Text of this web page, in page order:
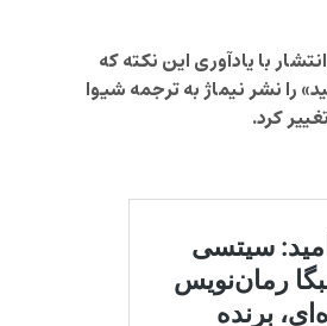
با یادآوری این نکته که
را نشر نیماژ به ترجمه شیوا
کرد.